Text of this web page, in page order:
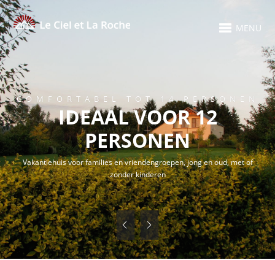
MENU
COMFORTABEL TOT 14 PERSONEN
IDEAAL VOOR 12
PERSONEN
Vakantiehuis voor families en vriendengroepen, jong en oud, met of
zonder kinderen